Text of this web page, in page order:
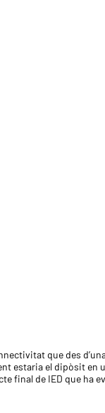
que des
estaria el dipòsit
final de IED que